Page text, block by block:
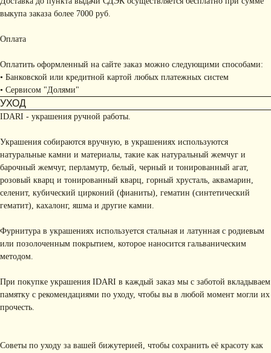
выкупа заказа более 7000 руб.
Оплата
Оплатить оформленный на сайте заказ можно следующими способами:
• Банковской или кредитной картой любых платежных систем
• Сервисом "Долями"
УХОД
IDARI - украшения ручной работы.
Украшения собираются вручную, в украшениях используются
натуральные камни и материалы, такие как натуральный жемчуг и
барочный жемчуг, перламутр, белый, черный и тонированный агат,
розовый кварц и тонированный кварц, горный хрусталь, аквамарин,
селенит, кубический цирконий (фианиты), гематин (синтетический
гематит), кахалонг, яшма и другие камни.
Фурнитура в украшениях используется стальная и латунная с родиевым
или позолоченным покрытием, которое наносится гальваническим
методом.
При покупке украшения IDARI в каждый заказ мы с заботой вкладываем
памятку с рекомендациями по уходу, чтобы вы в любой момент могли их
прочесть.
Советы по уходу за вашей бижутерией, чтобы сохранить её красоту как